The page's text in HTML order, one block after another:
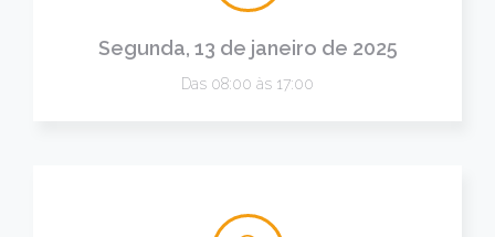
Segunda, 13 de janeiro de 2025
Das 08:00 às 17:00